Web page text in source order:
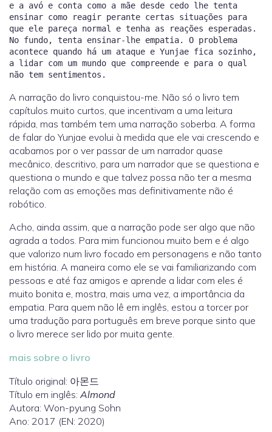
e a avó e conta como a mãe desde cedo lhe tenta
ensinar como reagir perante certas situações para
que ele pareça normal e tenha as reações esperadas.
No fundo, tenta ensinar-lhe empatia. O problema
acontece quando há um ataque e Yunjae fica sozinho,
a lidar com um mundo que compreende e para o qual
A narração do livro conquistou-me. Não só o livro tem
capítulos muito curtos, que incentivam a uma leitura
rápida, mas também tem uma narração soberba. A forma
de falar do Yunjae evolui à medida que ele vai crescendo e
acabamos por o ver passar de um narrador quase
mecânico, descritivo, para um narrador que se questiona e
questiona o mundo e que talvez possa não ter a mesma
relação com as emoções mas definitivamente não é
robótico.
Acho, ainda assim, que a narração pode ser algo que não
agrada a todos. Para mim funcionou muito bem e é algo
que valorizo num livro focado em personagens e não tanto
em história. A maneira como ele se vai familiarizando com
pessoas e até faz amigos e aprende a lidar com eles é
muito bonita e, mostra, mais uma vez, a importância da
empatia. Para quem não lê em inglês, estou a torcer por
uma tradução para português em breve porque sinto que
o livro merece ser lido por muita gente.
mais sobre o livro
Título original: 아몬드
Título em inglês: Almond
Autora: Won-pyung Sohn
Ano: 2017 (EN: 2020)